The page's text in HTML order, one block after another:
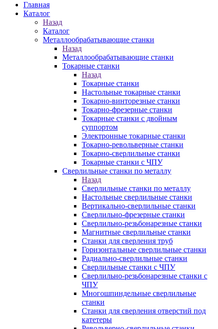
Главная
Каталог
Назад
Каталог
Металлообрабатывающие станки
Назад
Металлообрабатывающие станки
Токарные станки
Назад
Токарные станки
Настольные токарные станки
Токарно-винторезные станки
Токарно-фрезерные станки
Токарные станки с двойным
суппортом
Электронные токарные станки
Токарно-револьверные станки
Токарно-сверлильные станки
Токарные станки с ЧПУ
Сверлильные станки по металлу
Назад
Сверлильные станки по металлу
Настольные сверлильные станки
Вертикально-сверлильные станки
Сверлильно-фрезерные станки
Сверлильно-резьбонарезные станки
Магнитные сверлильные станки
Станки для сверления труб
Горизонтальные сверлильные станки
Радиально-сверлильные станки
Сверлильные станки с ЧПУ
Сверлильно-резьбонарезные станки с
ЧПУ
Многошпиндельные сверлильные
станки
Станки для сверления отверстий под
катетеры